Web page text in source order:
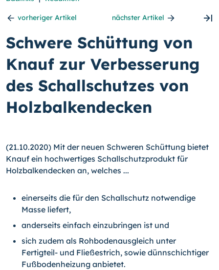
vorheriger Artikel nächster Artikel
Schwere Schüttung von
Knauf zur Verbesserung
des Schallschutzes von
Holzbalkendecken
(21.10.2020) Mit der neuen Schweren Schüttung bietet
Knauf ein hochwertiges Schallschutzprodukt für
Holzbalkendecken an, welches ...
einerseits die für den Schallschutz notwendige
Masse liefert,
anderseits einfach einzubringen ist und
sich zudem als Rohbodenausgleich unter
Fertigteil- und Fließestrich, sowie dünnschichtiger
Fußbodenheizung anbietet.